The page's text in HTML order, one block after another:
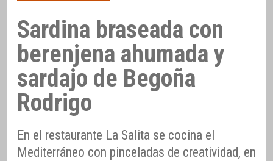
Sardina braseada con
berenjena ahumada y
sardajo de Begoña
Rodrigo
En el restaurante La Salita se cocina el
Mediterráneo con pinceladas de creatividad, en